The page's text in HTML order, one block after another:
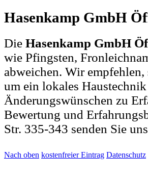
Hasenkamp GmbH
Die Hasenkamp GmbH
wie Pfingsten,
abweichen. Wir
um ein lokales
Änderungswünschen zu
Bewertung und
Str. 335-343 senden Sie
Nach oben kostenfreier Eintrag Datenschutz